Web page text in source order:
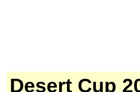
Desert Cup